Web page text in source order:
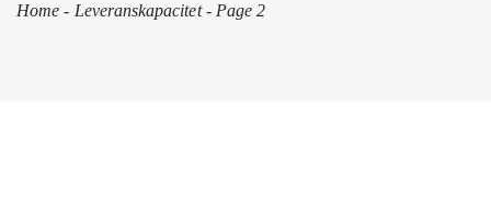
Home - Leveranskapacitet - Page 2